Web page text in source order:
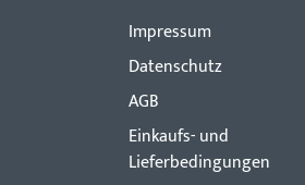
Impressum
Datenschutz
AGB
Einkaufs- und
Lieferbedingungen